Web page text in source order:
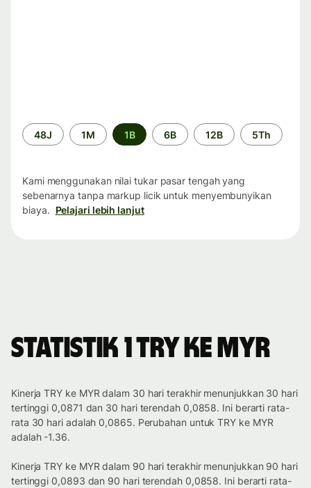
Periode
waktu
48J 1M 1B 6B 12B 5Th
Kami menggunakan nilai tukar pasar tengah yang
sebenarnya tanpa markup licik untuk menyembunyikan
biaya. Pelajari lebih lanjut
Statistik 1 TRY ke MYR
Kinerja TRY ke MYR dalam 30 hari terakhir menunjukkan 30 hari
tertinggi 0,0871 dan 30 hari terendah 0,0858. Ini berarti rata-
rata 30 hari adalah 0,0865. Perubahan untuk TRY ke MYR
adalah -1.36.
Kinerja TRY ke MYR dalam 90 hari terakhir menunjukkan 90 hari
tertinggi 0,0893 dan 90 hari terendah 0,0858. Ini berarti rata-